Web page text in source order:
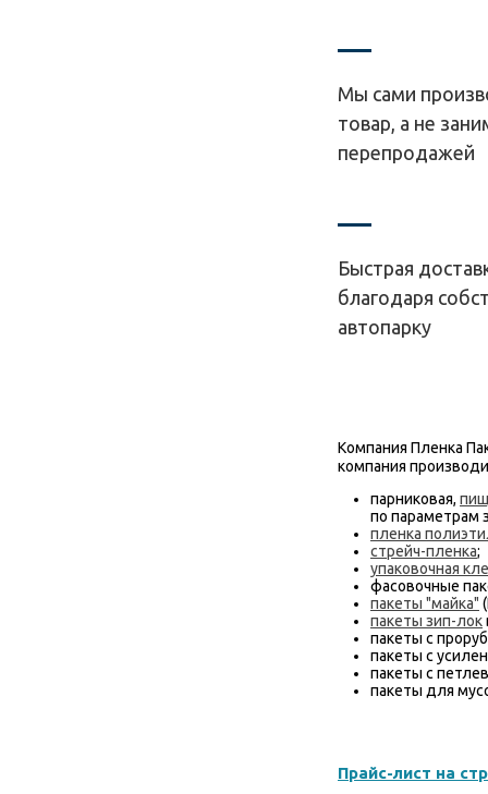
Мы сами
товар, а не
перепродажей
Быстрая
благодаря
автопарку
Компания Пленка
компания
парниковая,
по параметрам
пленка
стрейч-пленка;
упаковочная
фасовочные
пакеты "майка"
пакеты зип-лок
пакеты с
пакеты с
пакеты с
пакеты для
Прайс-лист на